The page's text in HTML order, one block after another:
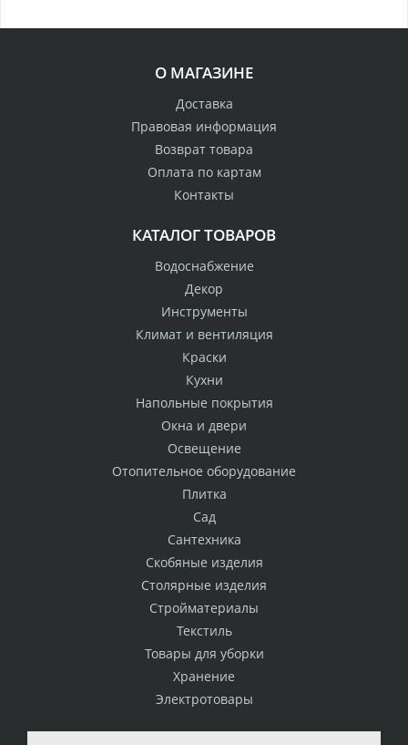
О МАГАЗИНЕ
Доставка
Правовая информация
Возврат товара
Оплата по картам
Контакты
КАТАЛОГ ТОВАРОВ
Водоснабжение
Декор
Инструменты
Климат и вентиляция
Краски
Кухни
Напольные покрытия
Окна и двери
Освещение
Отопительное оборудование
Плитка
Сад
Сантехника
Скобяные изделия
Столярные изделия
Стройматериалы
Текстиль
Товары для уборки
Хранение
Электротовары